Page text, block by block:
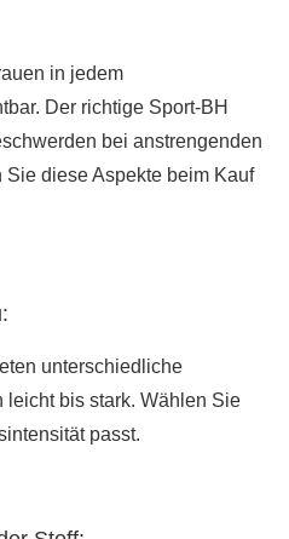
in jedem
Der richtige Sport-BH
bei anstrengenden
diese Aspekte beim Kauf
unterschiedliche
leicht bis stark. Wählen Sie
passt.